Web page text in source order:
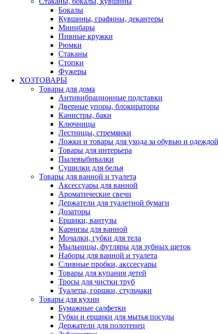
Бокалы
Кувшины, графины, декантеры
Минибары
Пивные кружки
Рюмки
Стаканы
Стопки
Фужеры
ХОЗТОВАРЫ
Товары для дома
Антивибрационные подставки
Дверные упоры, блокираторы
Канистры, баки
Ключницы
Лестницы, стремянки
Ложки и товары для ухода за обувью и одеждой
Товары для интерьера
Пылевыбивалки
Сушилки для белья
Товары для ванной и туалета
Аксессуары для ванной
Ароматические свечи
Держатели для туалетной бумаги
Дозаторы
Ершики, вантузы
Карнизы для ванной
Мочалки, губки для тела
Мыльницы, футляры для зубных щеток
Наборы для ванной и туалета
Сливные пробки, акссесуары
Товары для купания детей
Тросы для чистки труб
Туалеты, горшки, стульчаки
Товары для кухни
Бумажные салфетки
Губки и ершики для мытья посуды
Держатели для полотенец